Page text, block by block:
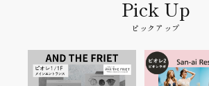
ピックアップ